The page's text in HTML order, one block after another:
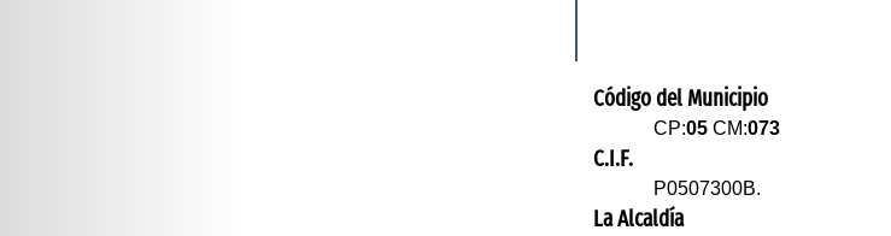
Código del Municipio
CP:05 CM:073
C.I.F.
P0507300B.
La Alcaldía